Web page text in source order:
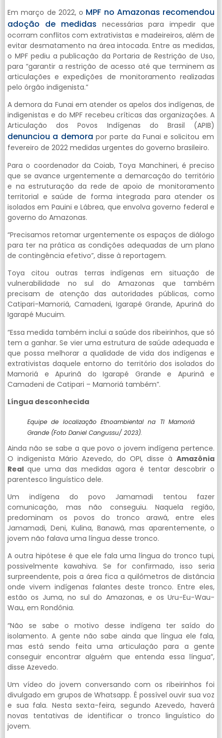
Em março de 2022, o MPF no Amazonas recomendou
adoção de medidas necessárias para impedir que
ocorram conflitos com extrativistas e madeireiros, além de
evitar desmatamento na área intocada. Entre as medidas,
o MPF pediu a publicação da Portaria de Restrição de Uso,
para “garantir a restrição de acesso até que terminem as
articulações e expedições de monitoramento realizadas
pelo órgão indigenista.”
A demora da Funai em atender os apelos dos indígenas, de
indigenistas e do MPF recebeu críticas das organizações. A
Articulação dos Povos Indígenas do Brasil (APIB)
denunciou a demora por parte da Funai e solicitou em
fevereiro de 2022 medidas urgentes do governo brasileiro.
Para o coordenador da Coiab, Toya Manchineri, é preciso
que se avance urgentemente a demarcação do território
e na estruturação da rede de apoio de monitoramento
territorial e saúde de forma integrada para atender os
isolados em Pauini e Lábrea, que envolva governo federal e
governo do Amazonas.
“Precisamos retomar urgentemente os espaços de diálogo
para ter na prática as condições adequadas de um plano
de contingência efetivo”, disse à reportagem.
Toya citou outras terras indígenas em situação de
vulnerabilidade no sul do Amazonas que também
precisam de atenção das autoridades públicas, como
Catipari-Mamoriá, Camadeni, Igarapé Grande, Apurinã do
Igarapé Mucuim.
“Essa medida também inclui a saúde dos ribeirinhos, que só
tem a ganhar. Se vier uma estrutura de saúde adequada e
que possa melhorar a qualidade de vida dos indígenas e
extrativistas daquele entorno do território dos isolados do
Mamoriá e Apurinã do Igarapé Grande e Apurinã e
Camadeni de Catipari – Mamoriá também”.
Língua desconhecida
Equipe de localização Etnoambiental na TI Mamoriá
Grande (Foto Daniel Cangussu/ 2023).
Ainda não se sabe a que povo o jovem indígena pertence.
O indigenista Mário Azevedo, do OPI, disse à Amazônia
Real que uma das medidas agora é tentar descobrir o
parentesco linguístico dele.
Um indígena do povo Jamamadi tentou fazer
comunicação, mas não conseguiu. Naquela região,
predominam os povos do tronco arawá, entre eles
Jamamadi, Deni, Kulina, Banawá, mas aparentemente, o
jovem não falava uma língua desse tronco.
A outra hipótese é que ele fala uma língua do tronco tupi,
possivelmente kawahiva. Se for confirmado, isso seria
surpreendente, pois a área fica a quilômetros de distância
onde vivem indígenas falantes deste tronco. Entre eles,
estão os Juma, no sul do Amazonas, e os Uru-Eu-Wau-
Wau, em Rondônia.
“Não se sabe o motivo desse indígena ter saído do
isolamento. A gente não sabe ainda que língua ele fala,
mas está sendo feita uma articulação para a gente
conseguir encontrar alguém que entenda essa língua”,
disse Azevedo.
Um vídeo do jovem conversando com os ribeirinhos foi
divulgado em grupos de Whatsapp. É possível ouvir sua voz
e sua fala. Nesta sexta-feira, segundo Azevedo, haverá
novas tentativas de identificar o tronco linguístico do
jovem.